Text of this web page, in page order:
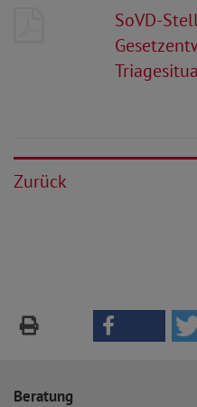
SoVD-
Zurück
Beratung